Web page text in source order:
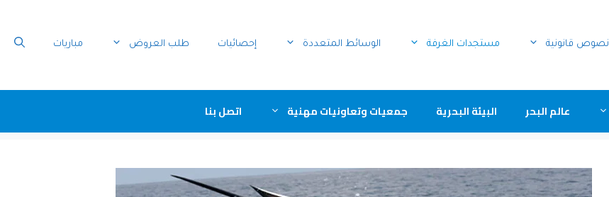
نصوص قانونية مستجدات الغرفة الوسائط المتعددة إحصائيات طلب العروض مباريات
عالم البحر البيئة البحرية جمعيات وتعاونيات مهنية اتصل بنا